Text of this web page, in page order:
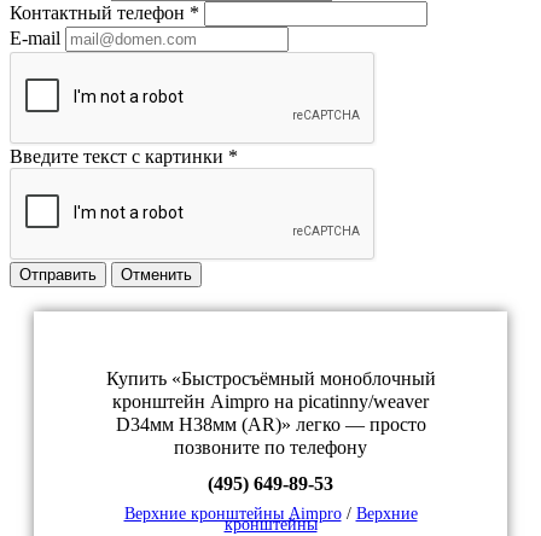
Контактный телефон *
E-mail
Введите текст с картинки *
Отправить Отменить
Купить «Быстросъёмный моноблочный
кронштейн Aimpro на picatinny/weaver
D34мм H38мм (AR)» легко — просто
позвоните по телефону
(495) 649-89-53
Верхние кронштейны Aimpro/ Верхние
кронштейны